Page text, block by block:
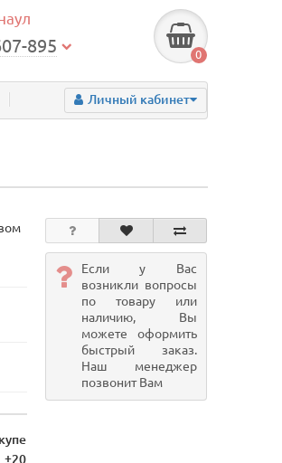
895 0
Личный кабинет
купе
±20
Если у Вас
возникли вопросы
по товару или
наличию, Вы
можете оформить
быстрый заказ.
Наш менеджер
позвонит Вам